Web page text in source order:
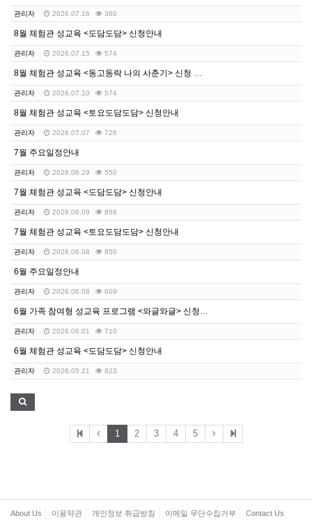
관리자 2026.07.16 360
8월 체험관 성교육 <도담도담> 신청안내
관리자 2026.07.15 574
8월 체험관 성교육 <동고동락 나의 사춘기> 신청 안내
관리자 2026.07.10 574
8월 체험관 성교육 <토요도담도담> 신청안내
관리자 2026.07.07 726
7월 주요일정안내
관리자 2026.06.29 550
7월 체험관 성교육 <도담도담> 신청안내
관리자 2026.06.09 856
7월 체험관 성교육 <토요도담도담> 신청안내
관리자 2026.06.08 850
6월 주요일정안내
관리자 2026.06.08 609
6월 가족 참여형 성교육 프로그램 <와글와글> 신청안내
관리자 2026.06.01 710
6월 체험관 성교육 <도담도담> 신청안내
관리자 2026.05.21 823
1 2 3 4 5
About Us 이용약관 개인정보 취급방침 이메일 무단수집거부 Contact Us